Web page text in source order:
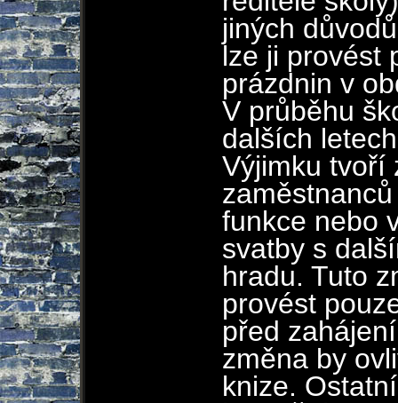
jiných
lze ji provést
prázdnin v
V průběhu
dalších
Výjimku tvoří
funkce nebo
svatby s
hradu. Tuto
provést
před
změna by
knize.